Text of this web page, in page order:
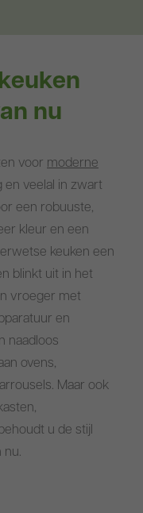
nu
voor moderne
en veelal in zwart
een robuuste,
kleur en een
keuken een
blinkt uit in het
vroeger met
en
naadloos
ovens,
Maar ook
u de stijl
nu.